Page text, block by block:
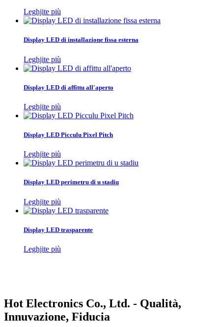
Leghjite più
Display LED di installazione fissa esterna
Leghjite più
Display LED di affittu all'aperto
Leghjite più
Display LED Picculu Pixel Pitch
Leghjite più
Display LED perimetru di u stadiu
Leghjite più
Display LED trasparente
Leghjite più
Hot Electronics Co., Ltd. - Qualità,
Innuvazione, Fiducia